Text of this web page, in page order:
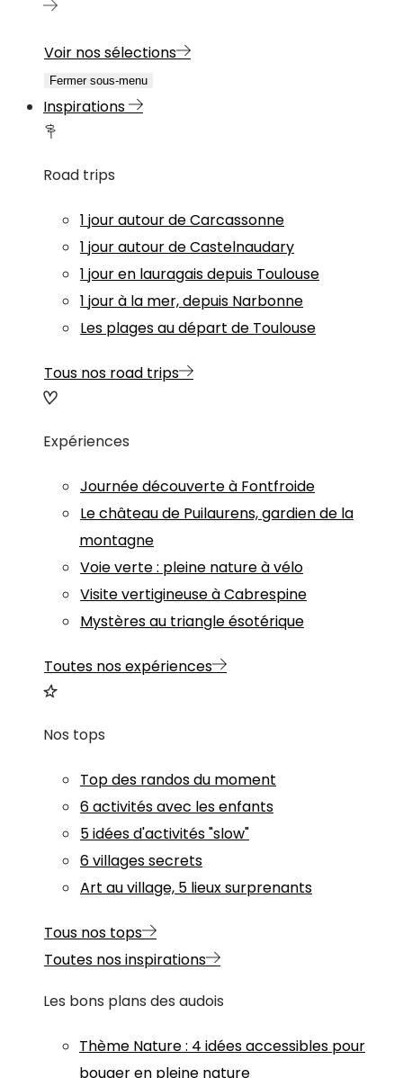
Voir nos sélections
Fermer sous-menu
Inspirations
Road trips
1 jour autour de Carcassonne
1 jour autour de Castelnaudary
1 jour en lauragais depuis Toulouse
1 jour à la mer, depuis Narbonne
Les plages au départ de Toulouse
Tous nos road trips
Expériences
Journée découverte à Fontfroide
Le château de Puilaurens, gardien de la
montagne
Voie verte : pleine nature à vélo
Visite vertigineuse à Cabrespine
Mystères au triangle ésotérique
Toutes nos expériences
Nos tops
Top des randos du moment
6 activités avec les enfants
5 idées d'activités "slow"
6 villages secrets
Art au village, 5 lieux surprenants
Tous nos tops
Toutes nos inspirations
Les bons plans des audois
Thème Nature: 4 idées accessibles pour
bouger en pleine nature